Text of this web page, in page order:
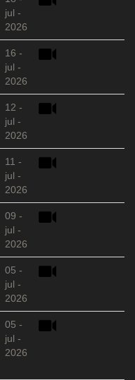
jul -
2026
16 -
jul -
2026
12 -
jul -
2026
11 -
jul -
2026
09 -
jul -
2026
05 -
jul -
2026
05 -
jul -
2026